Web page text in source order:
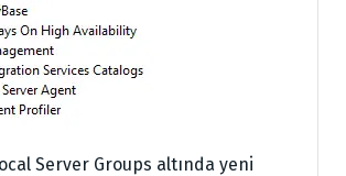
Server Groups altında yeni